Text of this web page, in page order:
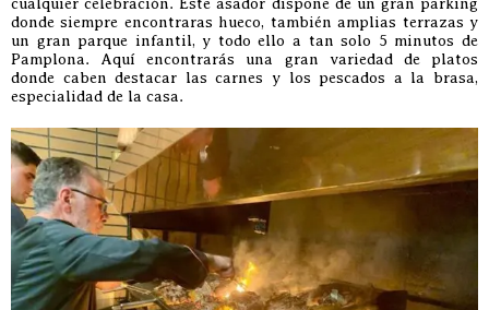
donde siempre encontraras hueco, también amplias terrazas y
un gran parque infantil, y todo ello a tan solo 5 minutos de
Pamplona. Aquí encontrarás una gran variedad de platos
donde caben destacar las carnes y los pescados a la brasa,
especialidad de la casa.